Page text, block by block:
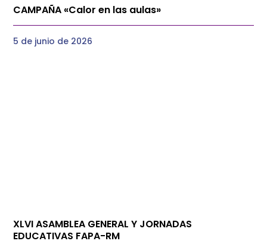
CAMPAÑA «Calor en las aulas»
5 de junio de 2026
XLVI ASAMBLEA GENERAL Y JORNADAS
EDUCATIVAS FAPA-RM